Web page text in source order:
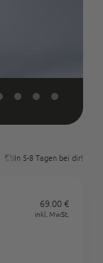
In 5-8 Tagen bei dir!
69.00 €
inkl. MwSt.